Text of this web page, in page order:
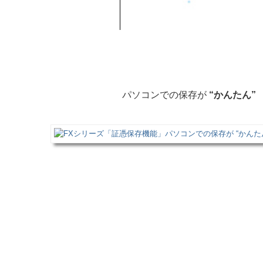
パソコンでの保存が “かんたん”